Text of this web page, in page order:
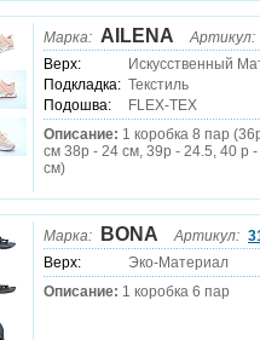
Марка: AILENA
Артикул:
Верх:
Искусственный
Подкладка: Текстиль
Подошва:
FLEX-TEX
Описание: 1 коробка 8 пар
см 38р - 24 см, 39р - 24.5, 40 р
см)
Марка: BONA Артикул:
Верх:
Эко-Материал
Описание: 1 коробка 6 пар